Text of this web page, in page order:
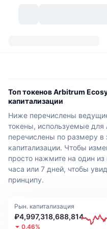
Исторические
Разблокировки
Доходность
Физические
Спотовый рынок
Количество
Казначейства
Казначейства BNB
Сигналы
Тренды
Новый
Лидеры роста
Мем-обозреватель
Централизованные биржи
Spot
Деривативы
Децентрализованные
Сообщество
Лента
Темы
Прямые эфиры
API
API
Крипто-API
Продукты
Продукты
Топ токенов Arbitrum
капитализации
Ниже перечислены
токены, используемые для
перечислены по размеру в
капитализации. Чтобы
просто нажмите на один
часа или 7 дней, чтобы
принципу.
Рын. капитализация
₽4,997,318,688,814
0.46%